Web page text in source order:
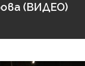
(ВИДЕО)